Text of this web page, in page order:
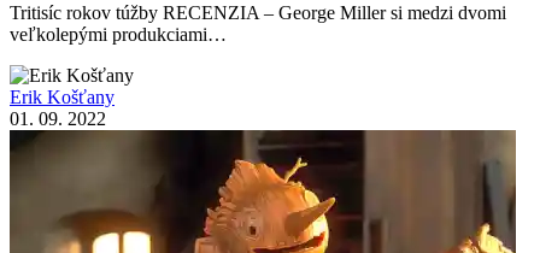
Tritisíc rokov túžby RECENZIA – George Miller si medzi dvomi
veľkolepými produkciami…
Erik Košťany
01. 09. 2022